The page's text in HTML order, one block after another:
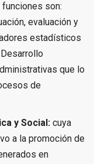
son:
evaluación y
estadísticos
que lo
de
y Social: cuya
a la promoción de
en